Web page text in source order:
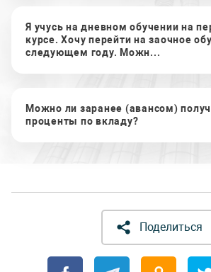
Я учусь на дневном обучении на
курсе. Хочу перейти на заочное
следующем году. Можн...
Можно ли заранее (авансом)
проценты по вкладу?
Поделиться